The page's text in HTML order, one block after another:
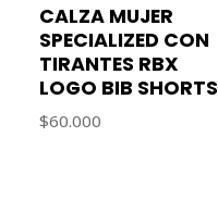
CALZA MUJER
SPECIALIZED CON
TIRANTES RBX
LOGO BIB SHORTS
$60.000